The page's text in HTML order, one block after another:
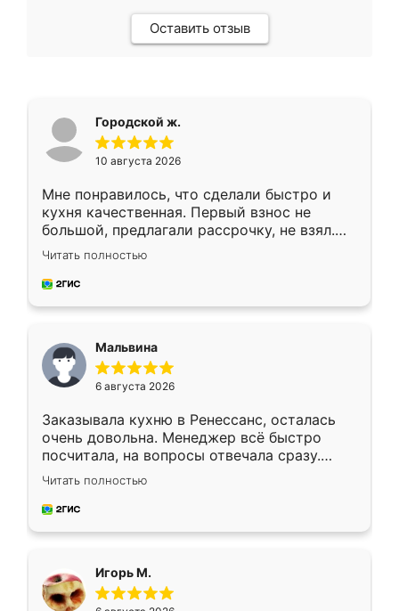
Оставить отзыв
Городской ж.
10 августа 2026
Мне понравилось, что сделали быстро и
кухня качественная. Первый взнос не
большой, предлагали рассрочку, не взял.
Ждал меньше месяца, сборщик с прямыми
руками. По цене вышло адекватно.
Рекомендую!
Читать полностью
Мальвина
6 августа 2026
Заказывала кухню в Ренессанс, осталась
очень довольна. Менеджер всё быстро
посчитала, на вопросы отвечала сразу.
Замерщик приехал в субботу, подошёл к
делу со всей ответственностью. Собрали
за день, ребята работали аккуратно, даже
Читать полностью
Игорь М.